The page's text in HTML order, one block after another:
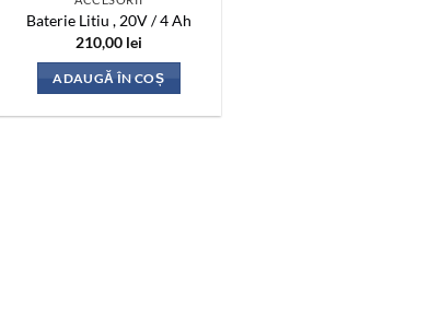
Baterie Litiu , 20V / 4 Ah
210,00 lei
ADAUGĂ ÎN COȘ